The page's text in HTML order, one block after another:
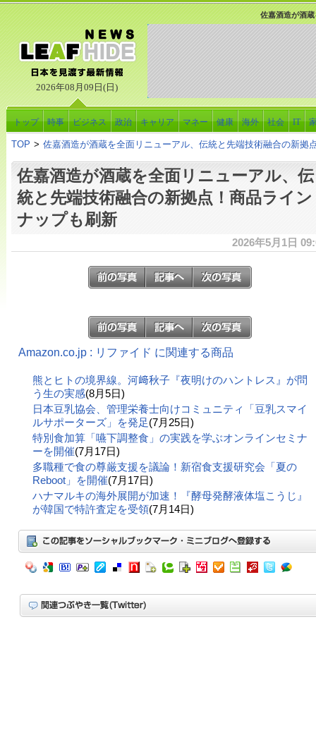
2026年08月09日(日)
佐嘉酒造が酒
トップ 時事 ビジネス 政治 キャリア マネー 健康 海外 社会 IT
TOP > 佐嘉酒造が酒蔵を全面リニューアル、伝統と先端技術融合の新拠
佐嘉酒造が酒蔵を全面リニューアル、伝
統と先端技術融合の新拠点！商品ライン
ナップも刷新
2026年5月1日
Amazon.co.jp : リファイド に関連する商品
熊とヒトの境界線。河﨑秋子『夜明けのハントレス』が問
う生の実感(8月5日)
日本豆乳協会、管理栄養士向けコミュニティ「豆乳スマイ
ルサポーターズ」を発足(7月25日)
特別食加算「嚥下調整食」の実践を学ぶオンラインセミナ
ーを開催(7月17日)
多職種で食の尊厳支援を議論！新宿食支援研究会「夏の
Reboot」を開催(7月17日)
ハナマルキの海外展開が加速！『酵母発酵液体塩こうじ』
が韓国で特許査定を受領(7月14日)